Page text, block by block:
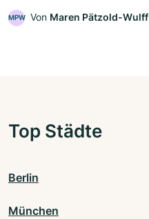
MPW Von Maren Pätzold-Wulff
Top Städte
Berlin
München